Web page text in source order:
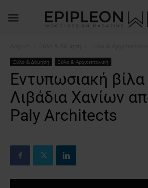
Ξύλο & Δόμηση Ξύλο & Αρχιτεκτονική
Εντυπωσιακή
Λιβάδια Χανίων
Paly Architects